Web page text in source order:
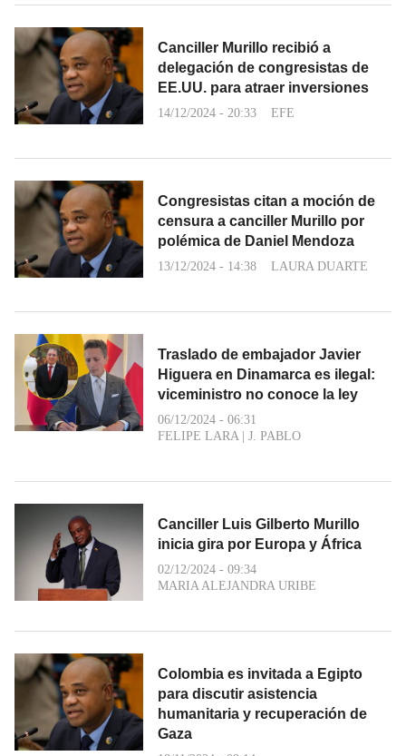
Canciller Murillo recibió a
delegación de congresistas de
EE.UU. para atraer inversiones
14/12/2024 - 20:33 EFE
Congresistas citan a moción de
censura a canciller Murillo por
polémica de Daniel Mendoza
13/12/2024 - 14:38 LAURA DUARTE
Traslado de embajador Javier
Higuera en Dinamarca es ilegal:
viceministro no conoce la ley
06/12/2024 - 06:31
FELIPE LARA| J. PABLO
Canciller Luis Gilberto Murillo
inicia gira por Europa y África
02/12/2024 - 09:34
MARIA ALEJANDRA URIBE
Colombia es invitada a Egipto
para discutir asistencia
humanitaria y recuperación de
Gaza